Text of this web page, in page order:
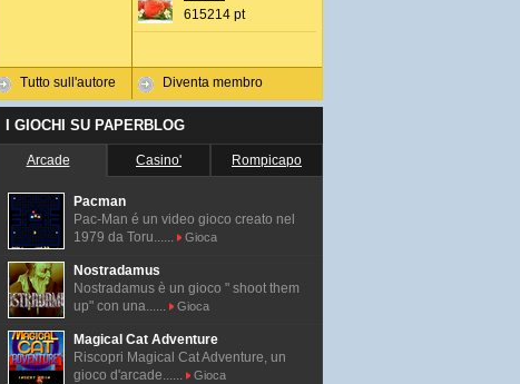
Tutto sull'autore
615214 pt
Diventa membro
I GIOCHI SU PAPERBLOG
Arcade Casino' Rompicapo
Pacman
Pac-Man é un video gioco creato nel
1979 da Toru......
Gioca
Nostradamus
Nostradamus è un gioco " shoot them
up" con una......
Gioca
Magical Cat Adventure
Riscopri Magical Cat Adventure, un
gioco d'arcade......
Gioca